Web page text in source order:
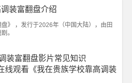
装富翻盘介绍
盘》 ，发行于2026年（中国大陆），由田
。
装富翻盘影片常见知识
线观看《我在贵族学校靠高调装